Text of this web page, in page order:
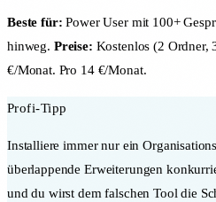
Beste für: Power User mit 100+
hinweg. Preise: Kostenlos (2 Ordner,
€/Monat. Pro 14 €/Monat.
Profi-Tipp
Installiere immer nur ein
überlappende Erweiterungen
und du wirst dem falschen Tool die